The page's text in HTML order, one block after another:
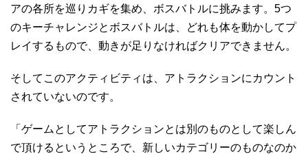
アの各所を巡りカギを集め、ボスバトルに挑みます。5つ
のキーチャレンジとボスバトルは、どれも体を動かしてプ
レイするもので、動きが足りなければクリアできません。
そしてこのアクティビティは、アトラクションにカウント
されていないのです。
「ゲームとしてアトラクションとは別のものとして楽しん
で頂けるというところで、新しいカテゴリーのものなのか